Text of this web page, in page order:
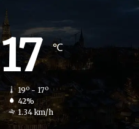
17℃
19º - 17º
42%
1.34 km/h